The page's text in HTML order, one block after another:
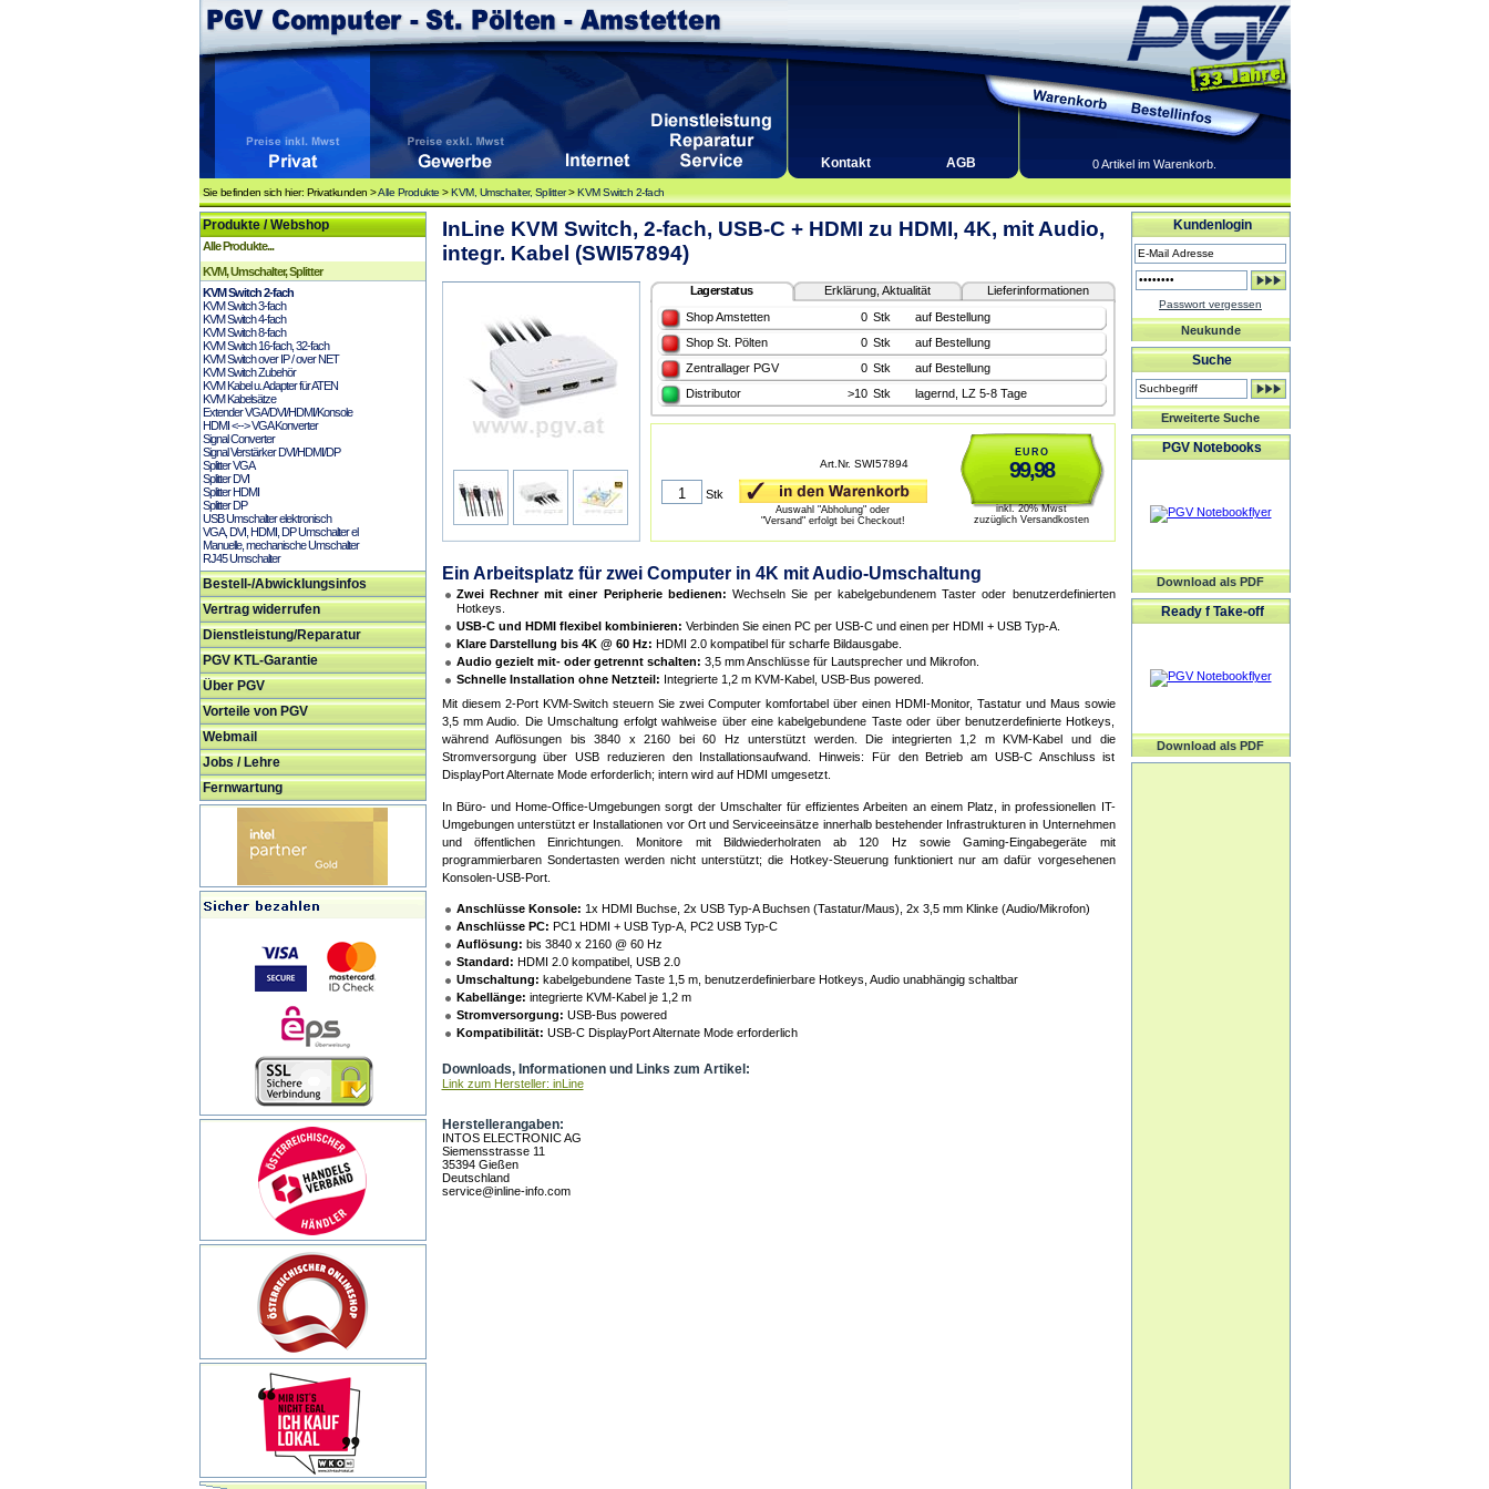
Kontakt AGB 0 Artikel im Warenkorb.
Sie befinden sich hier: Privatkunden >Alle Produkte >KVM, Umschalter, Splitter>KVM Switch 2-fach
Produkte / Webshop
Alle Produkte...
KVM, Umschalter, Splitter
KVM Switch 2-fach
KVM Switch 3-fach
KVM Switch 4-fach
KVM Switch 8-fach
KVM Switch 16-fach, 32-fach
KVM Switch over IP / over NET
KVM Switch Zubehör
KVM Kabel u. Adapter für ATEN
KVM Kabelsätze
Extender VGA/DVI/HDMI/Konsole
HDMI <--> VGA Konverter
Signal Converter
Signal Verstärker DVI/HDMI/DP
Splitter VGA
Splitter DVI
Splitter HDMI
Splitter DP
USB Umschalter elektronisch
VGA, DVI, HDMI, DP Umschalter el
Manuelle, mechanische Umschalter
RJ45 Umschalter
Bestell-/Abwicklungsinfos
Vertrag widerrufen
Dienstleistung/Reparatur
PGV KTL-Garantie
Über PGV
Vorteile von PGV
Webmail
Jobs / Lehre
Fernwartung
InLine KVM Switch, 2-fach, USB-C + HDMI zu HDMI, 4K, mit Audio,
integr. Kabel (SWI57894)
Lagerstatus Erklärung, Aktualität
Lieferinformationen
Shop Amstetten
0 Stk
auf Bestellung
Shop St. Pölten
0 Stk
auf Bestellung
Zentrallager PGV
0 Stk
auf Bestellung
Distributor
>10 Stk lagernd, LZ 5-8 Tage
EURO
99,98
inkl. 20% Mwst
zuzüglich Versandkosten
Art.Nr. SWI57894
Stk
Auswahl "Abholung" oder
"Versand" erfolgt bei Checkout!
Ein Arbeitsplatz für zwei Computer in 4K mit Audio-Umschaltung
Zwei Rechner mit einer Peripherie bedienen: Wechseln Sie per kabelgebundenem Taster oder benutzerdefinierten
Hotkeys.
USB-C und HDMI flexibel kombinieren: Verbinden Sie einen PC per USB-C und einen per HDMI + USB Typ-A.
Klare Darstellung bis 4K @ 60 Hz: HDMI 2.0 kompatibel für scharfe Bildausgabe.
Audio gezielt mit- oder getrennt schalten: 3,5 mm Anschlüsse für Lautsprecher und Mikrofon.
Schnelle Installation ohne Netzteil: Integrierte 1,2 m KVM-Kabel, USB-Bus powered.
Mit diesem 2-Port KVM-Switch steuern Sie zwei Computer komfortabel über einen HDMI-Monitor, Tastatur und Maus sowie
3,5 mm Audio. Die Umschaltung erfolgt wahlweise über eine kabelgebundene Taste oder über benutzerdefinierte Hotkeys,
während Auflösungen bis 3840 x 2160 bei 60 Hz unterstützt werden. Die integrierten 1,2 m KVM-Kabel und die
Stromversorgung über USB reduzieren den Installationsaufwand. Hinweis: Für den Betrieb am USB-C Anschluss ist
DisplayPort Alternate Mode erforderlich; intern wird auf HDMI umgesetzt.
In Büro- und Home-Office-Umgebungen sorgt der Umschalter für effizientes Arbeiten an einem Platz, in professionellen IT-
Umgebungen unterstützt er Installationen vor Ort und Serviceeinsätze innerhalb bestehender Infrastrukturen in Unternehmen
und öffentlichen Einrichtungen. Monitore mit Bildwiederholraten ab 120 Hz sowie Gaming-Eingabegeräte mit
programmierbaren Sondertasten werden nicht unterstützt; die Hotkey-Steuerung funktioniert nur am dafür vorgesehenen
Konsolen-USB-Port.
Anschlüsse Konsole: 1x HDMI Buchse, 2x USB Typ-A Buchsen (Tastatur/Maus), 2x 3,5 mm Klinke (Audio/Mikrofon)
Anschlüsse PC: PC1 HDMI + USB Typ-A, PC2 USB Typ-C
Auflösung: bis 3840 x 2160 @ 60 Hz
Standard: HDMI 2.0 kompatibel, USB 2.0
Umschaltung: kabelgebundene Taste 1,5 m, benutzerdefinierbare Hotkeys, Audio unabhängig schaltbar
Kabellänge: integrierte KVM-Kabel je 1,2 m
Stromversorgung: USB-Bus powered
Kompatibilität: USB-C DisplayPort Alternate Mode erforderlich
Downloads, Informationen und Links zum Artikel:
Link zum Hersteller: inLine
Herstellerangaben:
INTOS ELECTRONIC AG
Siemensstrasse 11
35394 Gießen
Deutschland
service@inline-info.com
Kundenlogin
Passwort vergessen
Neukunde
Suche
Erweiterte Suche
PGV Notebooks
Download als PDF
Ready f Take-off
Download als PDF